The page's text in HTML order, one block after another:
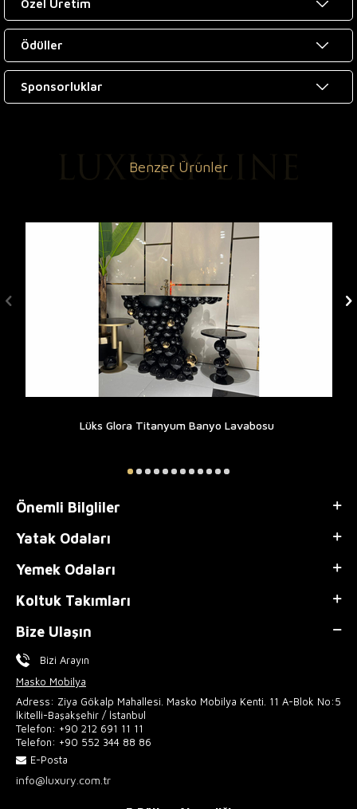
Özel Üretim
Ödüller
Sponsorluklar
Benzer Ürünler
Lüks Glora Titanyum Banyo Lavabosu
Önemli Bilgliler
Yatak Odaları
Yemek Odaları
Koltuk Takımları
Bize Ulaşın
Bizi Arayın
Masko Mobilya
Adress: Ziya Gökalp Mahallesi. Masko Mobilya Kenti. 11 A-Blok No:5
İkitelli-Başakşehir / İstanbul
Telefon: +90 212 691 11 11
Telefon: +90 552 344 88 86
E-Posta
info@luxury.com.tr